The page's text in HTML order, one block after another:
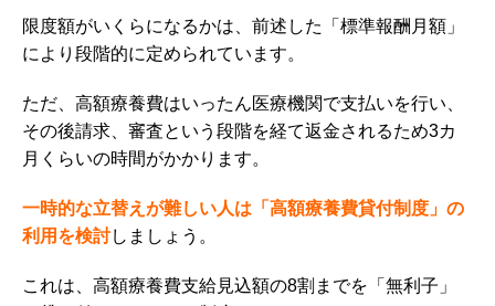
限度額がいくらになるかは、前述した「標準報酬月額」
により段階的に定められています。
ただ、高額療養費はいったん医療機関で支払いを行い、
その後請求、審査という段階を経て返金されるため3カ
月くらいの時間がかかります。
一時的な立替えが難しい人は「高額療養費貸付制度」 の
利用を検討しましょう。
これは、 高額療養費支給見込額の8割までを「無利子」